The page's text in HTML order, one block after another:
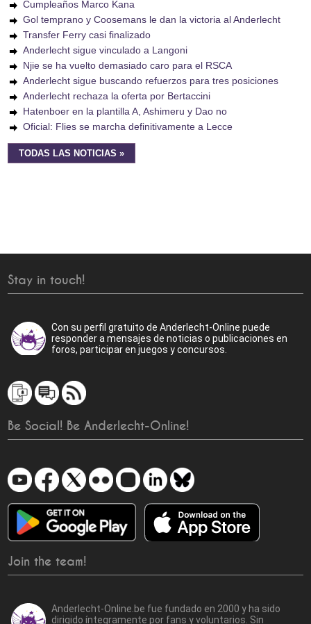
Cumpleaños Marco Kana
Gol temprano y Coosemans le dan la victoria al Anderlecht
Transfer Ferry casi finalizado
Anderlecht sigue vinculado a Langoni
Njie se ha vuelto demasiado caro para el RSCA
Anderlecht sigue buscando refuerzos para tres posiciones
Anderlecht rechaza la oferta por Bertaccini
Hatenboer en la plantilla A, Ashimeru y Dao no
Oficial: Flies se marcha definitivamente a Lecce
TODAS LAS NOTICIAS »
Stay in touch!
Con su perfil gratuito de Anderlecht-Online puede
responder a mensajes de noticias o publicaciones en
foros, participar en juegos y concursos.
Be Social! Be Anderlecht-Online!
Join the team!
Anderlecht-Online.be fue fundado en 2000 y ha sido
dirigido íntegramente por fans y voluntarios. Sin